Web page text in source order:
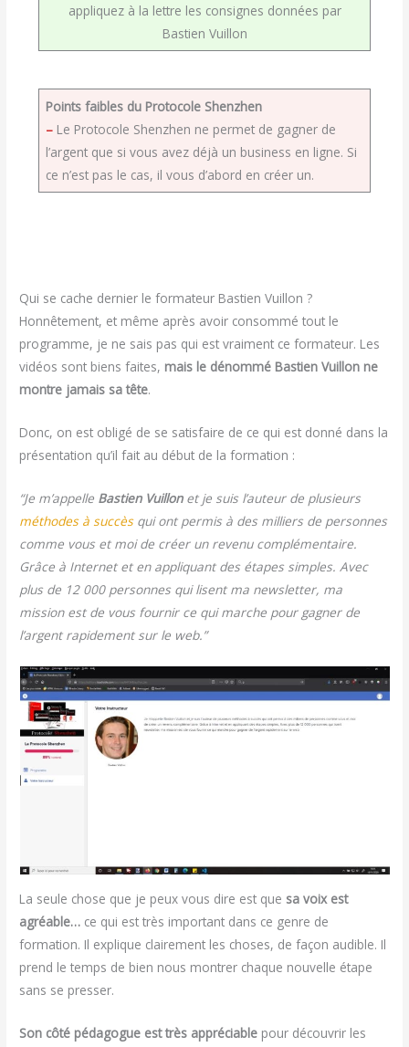
appliquez à la lettre les consignes données par
Bastien Vuillon
Points faibles du Protocole Shenzhen
–Le Protocole Shenzhen ne permet de gagner de
l’argent que si vous avez déjà un business en ligne. Si
ce n’est pas le cas, il vous d’abord en créer un.
Qui se cache dernier le formateur Bastien Vuillon ?
Honnêtement, et même après avoir consommé tout le
programme, je ne sais pas qui est vraiment ce formateur. Les
vidéos sont biens faites, mais le dénommé Bastien Vuillon ne
montre jamais sa tête.
Donc, on est obligé de se satisfaire de ce qui est donné dans la
présentation qu’il fait au début de la formation :
“Je m’appelle Bastien Vuillonet je suis l’auteur de plusieurs
méthodes à succèsqui ont permis à des milliers de personnes
comme vous et moi de créer un revenu complémentaire.
Grâce à Internet et en appliquant des étapes simples. Avec
plus de 12 000 personnes qui lisent ma newsletter, ma
mission est de vous fournir ce qui marche pour gagner de
l’argent rapidement sur le web.”
La seule chose que je peux vous dire est que sa voix est
agréable… ce qui est très important dans ce genre de
formation. Il explique clairement les choses, de façon audible. Il
prend le temps de bien nous montrer chaque nouvelle étape
sans se presser.
Son côté pédagogue est très appréciable pour découvrir les